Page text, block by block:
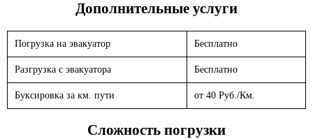
Дополнительные услуги
Погрузка на эвакуатор Бесплатно
Разгрузка с эвакуатора Бесплатно
Буксировка за км. пути от 40 Руб./Км.
Сложность погрузки